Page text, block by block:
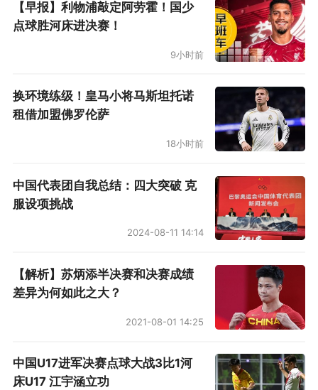
（文/柴夫）
【早报】利物浦敲定阿劳霍！国少
点球胜河床进决赛！
9小时前
换环境练级！皇马小将马斯坦托诺
租借加盟佛罗伦萨
18小时前
中国代表团自我总结：四大突破 克
服设项挑战
2024-08-11 14:14
【解析】苏炳添半决赛和决赛成绩
差异为何如此之大？
2021-08-01 14:25
中国U17进军决赛点球大战3比1河
床U17 江宇涵立功